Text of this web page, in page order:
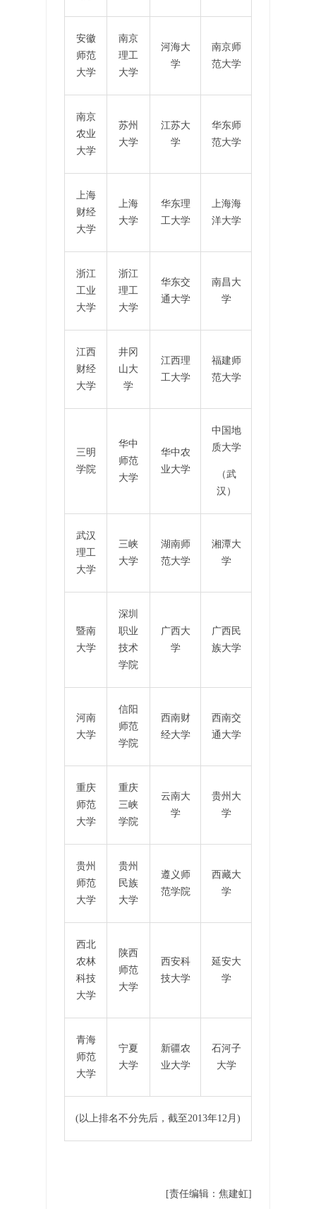
安徽
师范
大学
南京
理工
大学
河海大
学
南京师
范大学
南京
农业
大学
苏州
大学
江苏大
学
华东师
范大学
上海
财经
大学
上海
大学
华东理
工大学
上海海
洋大学
浙江
工业
大学
浙江
理工
大学
华东交
通大学
南昌大
学
江西
财经
大学
井冈
山大
学
江西理
工大学
福建师
范大学
三明
学院
华中
师范
大学
华中农
业大学
中国地
质大学
（武
汉）
武汉
理工
大学
三峡
大学
湖南师
范大学
湘潭大
学
暨南
大学
深圳
职业
技术
学院
广西大
学
广西民
族大学
河南
大学
信阳
师范
学院
西南财
经大学
西南交
通大学
重庆
师范
大学
重庆
三峡
学院
云南大
学
贵州大
学
贵州
师范
大学
贵州
民族
大学
遵义师
范学院
西藏大
学
西北
农林
科技
大学
陕西
师范
大学
西安科
技大学
延安大
学
青海
师范
大学
宁夏
大学
新疆农
业大学
石河子
大学
(以上排名不分先后，截至2013年12月)
[责任编辑：焦建虹]